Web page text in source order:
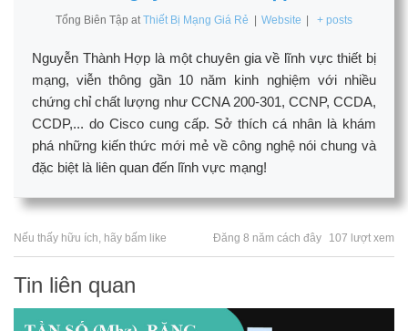
Tổng Biên Tập at Thiết Bị Mạng Giá Rẻ Website + posts
Nguyễn Thành Hợp là một chuyên gia về lĩnh vực thiết bị
mạng, viễn thông gần 10 năm kinh nghiệm với nhiều
chứng chỉ chất lượng như CCNA 200-301, CCNP, CCDA,
CCDP,... do Cisco cung cấp. Sở thích cá nhân là khám
phá những kiến thức mới mẻ về công nghệ nói chung và
đặc biệt là liên quan đến lĩnh vực mạng!
Nếu thấy hữu ích, hãy bấm like Đăng 8 năm cách đây 107 lượt xem
Tin liên quan